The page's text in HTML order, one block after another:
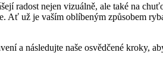
radost nejen vizuálně, ale také na
Ať už je vaším oblíbeným způsobem
a následujte naše osvědčené kroky,